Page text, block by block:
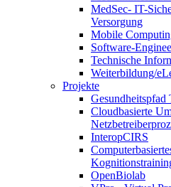
MedSec- IT-
Versorgung
Mobile
Software-
Technische
Weiterbildung/
Projekte
Gesundheitspfad
Cloudbasierte
InteropCIRS
OpenBiolab